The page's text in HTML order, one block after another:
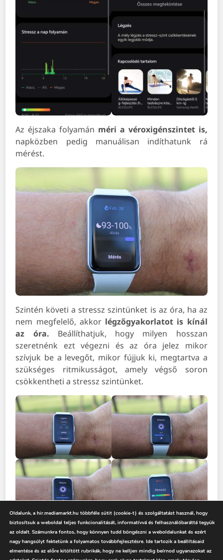
Az éjszaka folyamán méri a véroxigénszintet is,
napközben pedig manuálisan indíthatunk rá
mérést.
Szintén követi a stressz szintünket is az óra, ha az
nem megfelelő, akkorlégzőgyakorlatot is kínál
az óra. Beállíthatjuk, hogy milyen hosszan
szeretnénk ezt végezni és az óra jelez mikor
szívjuk be a levegőt, mikor fújjuk ki, megtartva a
szükséges ritmikusságot, amely végső soron
csökkentheti a stressz szintünket.
A napi tevékenység követése sorána fő
fókuszban a lépésszám, az aktivitási idő és az
Oldalunk, a hir.mediamarkt.hu többféle sütit (cookie-t) és szolgáltatást használ, hogy
biztosítsuk a weboldal teljes funkcionalitását, informatívvá és felhasználóbaráttá tegyük
az oldalt. Számunkra fontos, hogy könnyen tudd böngészni a weboldalunkat és ezért
nagy hangsúlyt fektetünk a folyamatos továbbfejlesztésre. Ide tartozik a beállításaid
elmentése és az előre kitöltött rubrikák, hogy ne kelljen mindig beírnod ugyanazokat az